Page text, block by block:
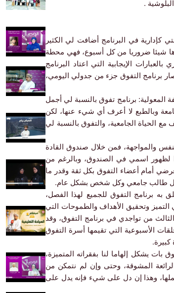
.
كإدارية في البرنامج أضافت لي الكثير
شيئا ضروريا من كل أسبوع، فهي محطة
الإيجابية التي اعتاد البرنامج
برنامج التفوق جزء من جدولي اليومي،
المعولية: برنامج تفوق بالنسبة لي أجمل
وبالطبع لا أعرف أي شيء عنها، لكن
الحياة الجامعية، والتفوق بالنسبة لي
والمواجهة، فمن خلال صندوق القادة
لظهور اسمي في الصندوق، وبالرغم من
أمام أعضاء التفوق بكل ثقة وقدر ما
كل طالب جامعي وكل شخص بشكل عام.
به برنامج التفوق للجميع لهذا الفصل،
التميز وتحقيق الأهداف والطموحات التي
من تواجدي في برنامج التفوق، وقد
الأسبوعية التي تقيمها أسرة التفوق
كبيرة.
يشكل إلهاما لنا بفقراته المتميزة،
المشوقة، وحتى وإن لم نتمكن من
وهذا إن دل على شيء فإنه يدل على